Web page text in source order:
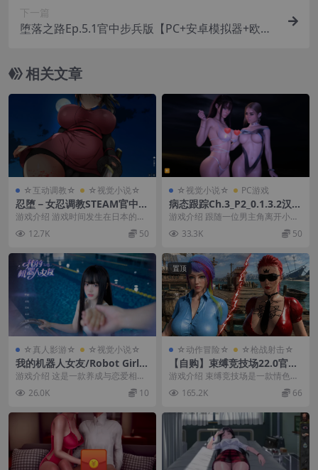
下一篇
堕落之路Ep.5.1官中步兵版【PC+安卓模拟器+欧美
ery【13.5G】
相关文章
☆互动调教☆ ☆视觉小说☆
忍堕－女忍调教STEAM官中步
兵版【PC+安卓模拟器+互动调
教SLG+全CG存档】/【11.3
G】【会员点菜】
游戏介绍 游戏时间发生在日本的战
国时代。 我方阵营幸运地将被誉为
“最强女忍”的敌...
12.7K 50
☆视觉小说☆ PC游戏
病态跟踪Ch.3_P2_0.1.3.2汉化
版【PC+欧美SLG+全画廊】/S
游戏介绍 跟随一位男主角离开小
镇，重新开始上大学的故事，在一
个充满陌生经历和人际...
33.3K 50
☆真人影游☆ ☆视觉小说☆
我的机器人女友/Robot Girlfr
iend
游戏介绍 这是一款养成与恋爱相结
合的模拟游戏。 您将一边培养独一
无二的机器人女友...
26.0K 10
置顶
☆动作冒险☆ ☆枪战射击☆
【自购】束缚竞技场22.0官中
高级赞助版【PC+FPS枪战射
击/ACT动作/捏人/团队】/Bo
ndage Arena Premium【4
游戏介绍 束缚竞技场是一款情色动
作冒险游戏，将刺激的战斗与策略
性玩法相结合。 玩...
165.2K 66